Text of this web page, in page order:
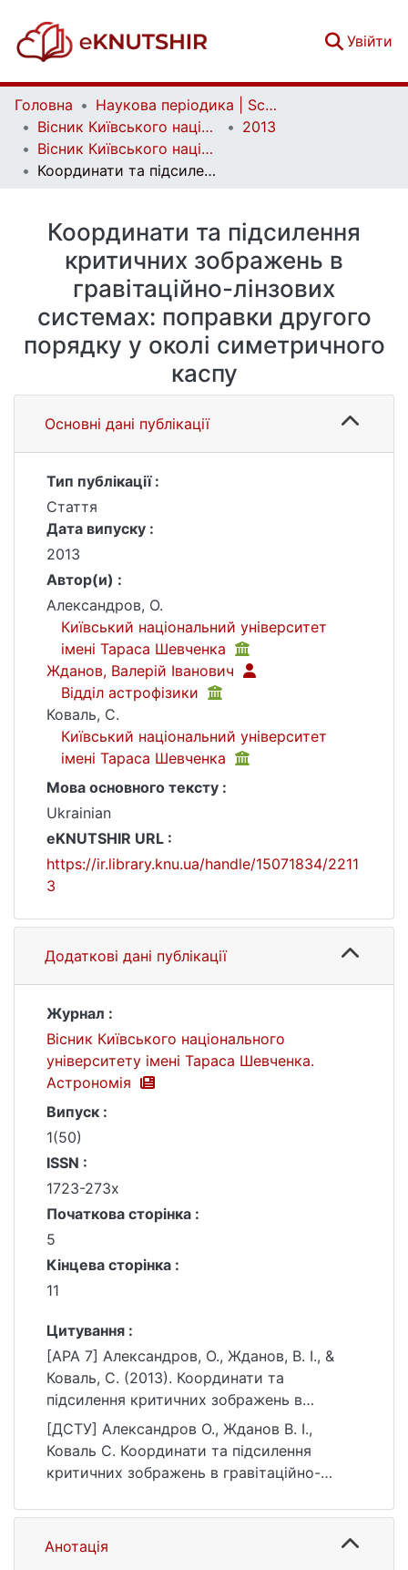
Увійти
Головна
Наукова періодика | Scientific periodicals
Вісник Київського національного університету імені Тараса Шевченка. Астрономія | Bulletin of Taras Shevchenko National University of Kyiv. Astronomy
2013
Вісник Київського національного університету імені Тараса Шевченка. Астрономія. Вип. 1(50).
Координати та підсилення критичних зображень в гравітаційно-лінзових системах: поправки другого порядку у околі симетричного каспу
Координати та підсилення
критичних зображень в
гравітаційно-лінзових
системах: поправки другого
порядку у околі симетричного
каспу
Основні дані публікації
Тип публікації :
Стаття
Дата випуску :
2013
Автор(и) :
Александров, О.
Київський національний університет
імені Тараса Шевченка
Жданов, Валерій Іванович
Відділ астрофізики
Коваль, С.
Київський національний університет
імені Тараса Шевченка
Мова основного тексту :
Ukrainian
eKNUTSHIR URL :
https://ir.library.knu.ua/handle/15071834/2211
3
Додаткові дані публікації
Журнал :
Вісник Київського національного
університету імені Тараса Шевченка.
Астрономія
Випуск :
1(50)
ISSN :
1723-273х
Початкова сторінка :
5
Кінцева сторінка :
11
Цитування :
[APA 7] Александров, О., Жданов, В. І., &
Коваль, С. (2013). Координати та
підсилення критичних зображень в
гравітаційно-лінзових системах: поправки
другого порядку у околі симетричного
каспу. Вісник Київського національного
університету імені Тараса Шевченка.
Астрономія, (1(50)), 5–11.
3
[ДСТУ] Александров О., Жданов В. І.,
Коваль С. Координати та підсилення
критичних зображень в гравітаційно-
порядку у околі симетричного каспу.
Вісник Київського національного
університету імені Тараса Шевченка.
Анотація